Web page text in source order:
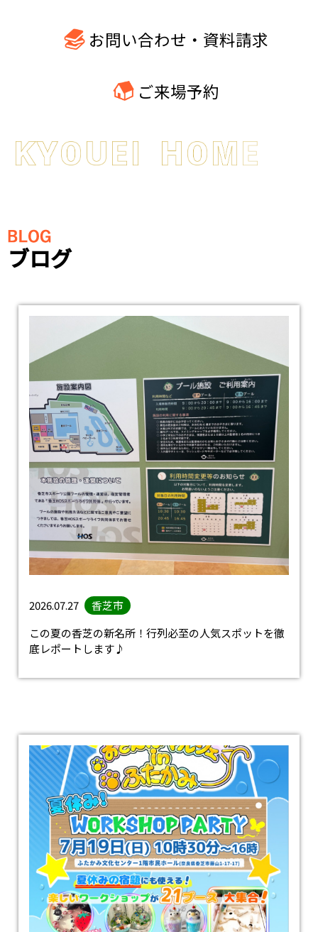
お問い合わせ・資料請求
ご来場予約
ブログ
2026.07.27
香芝市
この夏の香芝の新名所！行列必至の人気スポットを徹
底レポートします♪